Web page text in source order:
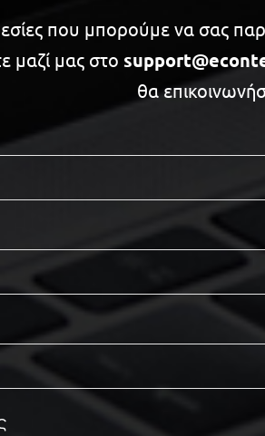
που μπορούμε να σας
μαζί μας στο
θα